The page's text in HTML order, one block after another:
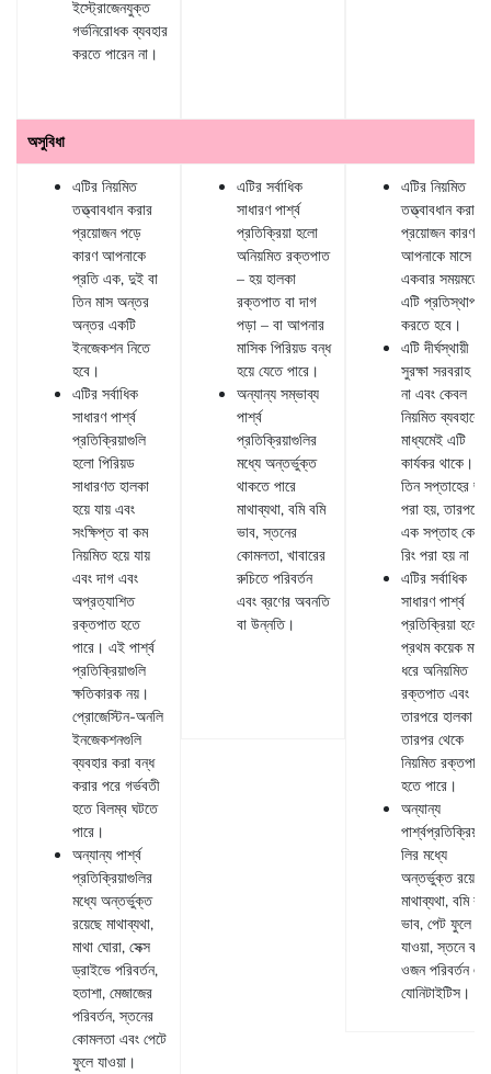
ইস্ট্রোজেনযুক্ত
গর্ভনিরোধক ব্যবহার
করতে পারেন না।
অসুবিধা
এটির নিয়মিত
তত্ত্বাবধান করার
প্রয়োজন পড়ে
কারণ আপনাকে
প্রতি এক, দুই বা
তিন মাস অন্তর
অন্তর একটি
ইনজেকশন নিতে
হবে।
এটির সর্বাধিক
সাধারণ পার্শ্ব
প্রতিক্রিয়াগুলি
হলো পিরিয়ড
সাধারণত হালকা
হয়ে যায় এবং
সংক্ষিপ্ত বা কম
নিয়মিত হয়ে যায়
এবং দাগ এবং
অপ্রত্যাশিত
রক্তপাত হতে
পারে। এই পার্শ্ব
প্রতিক্রিয়াগুলি
ক্ষতিকারক নয়।
প্রোজেস্টিন-অনলি
ইনজেকশনগুলি
ব্যবহার করা বন্ধ
করার পরে গর্ভবতী
হতে বিলম্ব ঘটতে
পারে।
অন্যান্য পার্শ্ব
প্রতিক্রিয়াগুলির
মধ্যে অন্তর্ভুক্ত
রয়েছে মাথাব্যথা,
মাথা ঘোরা, সেক্স
ড্রাইভে পরিবর্তন,
হতাশা, মেজাজের
পরিবর্তন, স্তনের
কোমলতা এবং পেটে
ফুলে যাওয়া।
এটির সর্বাধিক
সাধারণ পার্শ্ব
প্রতিক্রিয়া হলো
অনিয়মিত রক্তপাত
– হয় হালকা
রক্তপাত বা দাগ
পড়া – বা আপনার
মাসিক পিরিয়ড বন্ধ
হয়ে যেতে পারে।
অন্যান্য সম্ভাব্য
পার্শ্ব
প্রতিক্রিয়াগুলির
মধ্যে অন্তর্ভুক্ত
থাকতে পারে
মাথাব্যথা, বমি বমি
ভাব, স্তনের
কোমলতা, খাবারের
রুচিতে পরিবর্তন
এবং ব্রণের অবনতি
বা উন্নতি।
এটির নিয়মিত
তত্ত্বাবধান করা
প্রয়োজন কারণ
আপনাকে মাসে
একবার সময়মতো
এটি প্রতিস্থাপন
করতে হবে।
এটি দীর্ঘস্থায়ী
সুরক্ষা সরবরাহ
না এবং কেবল
নিয়মিত ব্যবহারের
মাধ্যমেই এটি
কার্যকর থাকে।
তিন সপ্তাহের
পরা হয়, তারপরে
এক সপ্তাহ
রিং পরা হয় না।
এটির সর্বাধিক
সাধারণ পার্শ্ব
প্রতিক্রিয়া হলো
প্রথম কয়েক মাস
ধরে অনিয়মিত
রক্তপাত এবং
তারপরে হালকা
তারপর থেকে
নিয়মিত রক্তপাত
হতে পারে।
অন্যান্য
পার্শ্বপ্রতিক্রিয়াগু
লির মধ্যে
অন্তর্ভুক্ত রয়েছে
মাথাব্যথা, বমি বমি
ভাব, পেট ফুলে
যাওয়া, স্তনে
ওজন পরিবর্তন
যোনিটাইটিস।